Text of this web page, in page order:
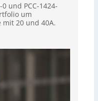
und PCC-1424-
um
20 und 40A.